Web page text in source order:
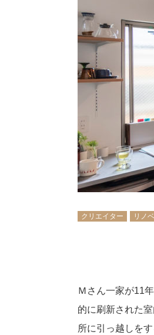
クリエイター リノ
Ｍさん一家が11
的に刷新された
所に引っ越しを